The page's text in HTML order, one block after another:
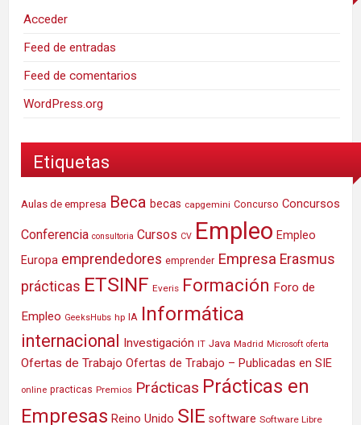
Acceder
Feed de entradas
Feed de comentarios
WordPress.org
Etiquetas
Aulas de empresa Beca becas capgemini Concurso Concursos
Conferencia consultoria Cursos CV Empleo Empleo
Europa emprendedores emprender Empresa Erasmus
prácticas ETSINF Everis Formación Foro de
Empleo GeeksHubs hp IA Informática
internacional Investigación IT Java Madrid Microsoft oferta
Ofertas de Trabajo Ofertas de Trabajo – Publicadas en SIE
online practicas Premios Prácticas Prácticas en
Empresas Reino Unido SIE software Software Libre